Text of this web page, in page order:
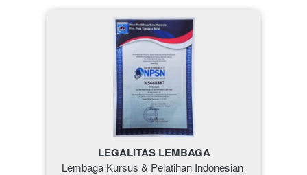
LEGALITAS LEMBAGA
Lembaga Kursus & Pelatihan Indonesian